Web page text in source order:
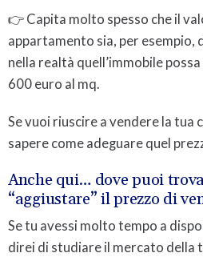
👉 Capita molto spesso che il
appartamento sia, per esempio,
nella realtà quell’immobile
600 euro al mq.
Se vuoi riuscire a vendere la tua
sapere come adeguare quel
Anche qui… dove puoi
“aggiustare” il prezzo di
Se tu avessi molto tempo a
direi di studiare il mercato della